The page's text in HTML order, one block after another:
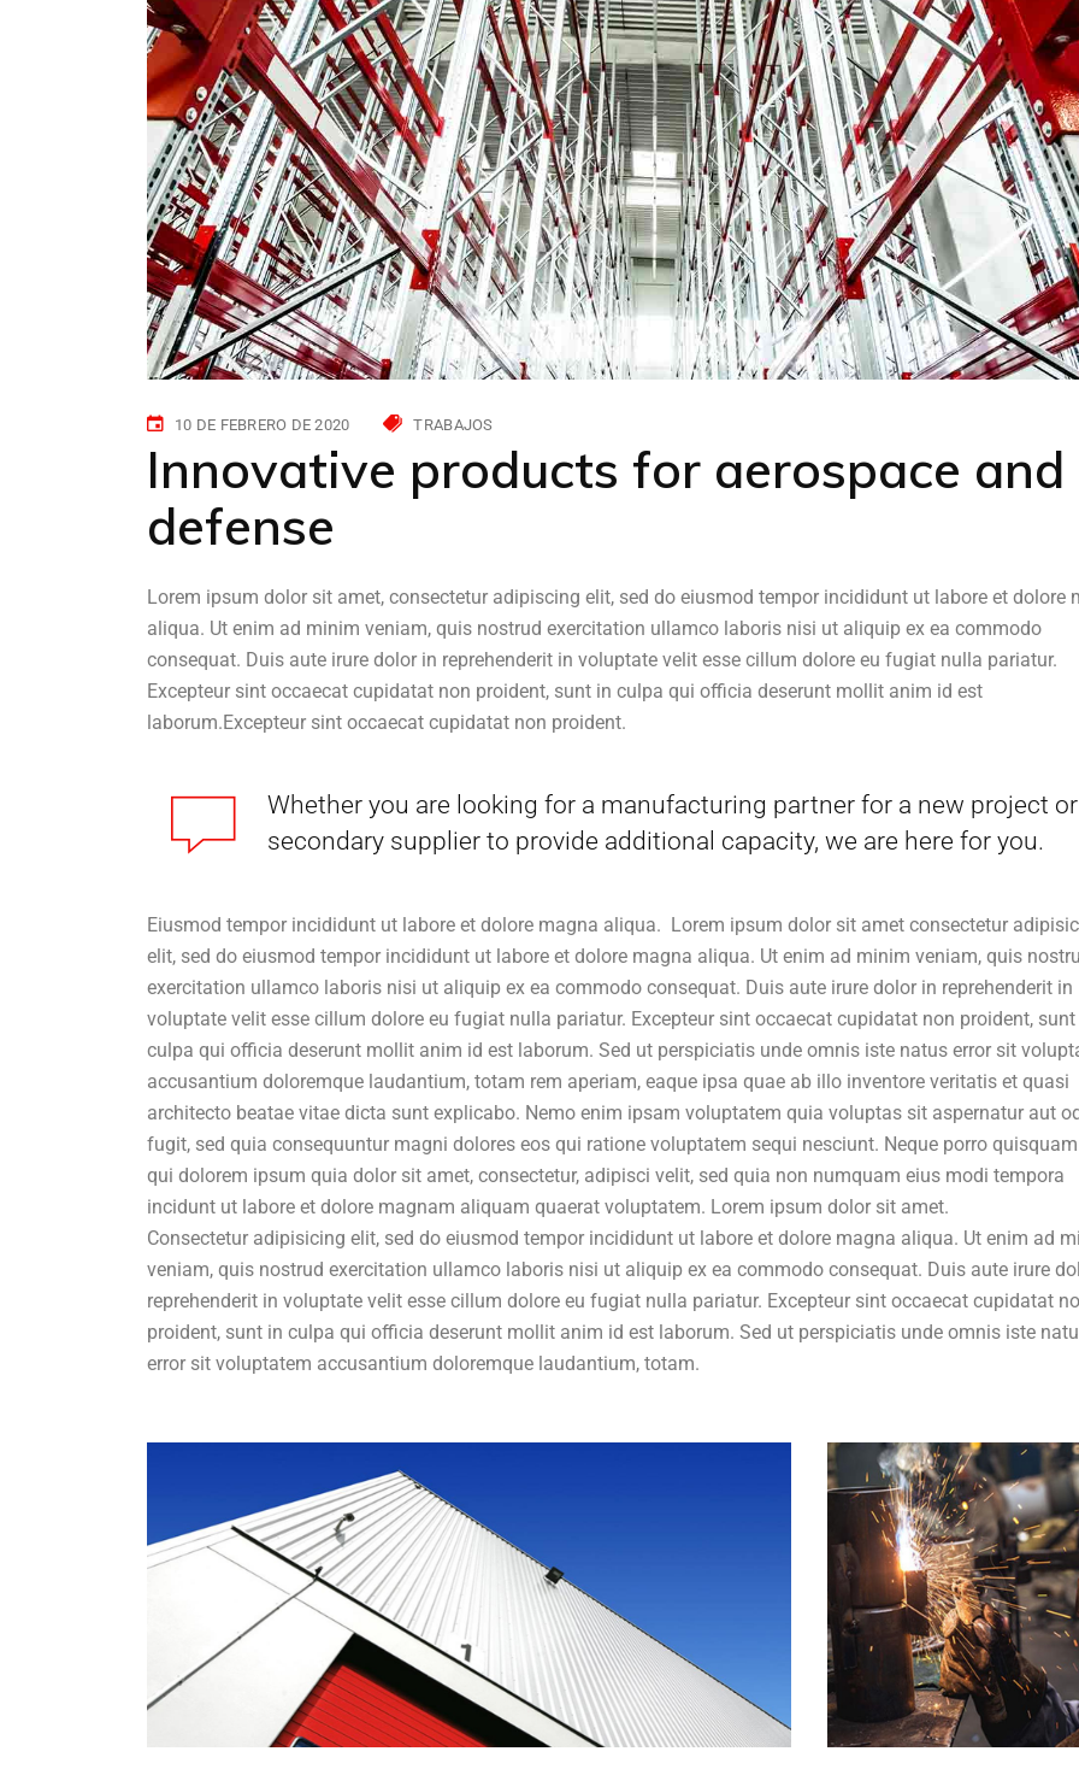
10 DE FEBRERO DE 2020 TRABAJOS
Innovative products for aerospace and
defense
Lorem ipsum dolor sit amet, consectetur adipiscing elit, sed do eiusmod tempor incididunt ut labore et dolore
aliqua. Ut enim ad minim veniam, quis nostrud exercitation ullamco laboris nisi ut aliquip ex ea commodo
consequat. Duis aute irure dolor in reprehenderit in voluptate velit esse cillum dolore eu fugiat nulla pariatur.
Excepteur sint occaecat cupidatat non proident, sunt in culpa qui officia deserunt mollit anim id est
laborum.Excepteur sint occaecat cupidatat non proident.
Whether you are looking for a manufacturing partner for a new project
secondary supplier to provide additional capacity, we are here for you.
Eiusmod tempor incididunt ut labore et dolore magna aliqua. Lorem ipsum dolor sit amet consectetur
elit, sed do eiusmod tempor incididunt ut labore et dolore magna aliqua. Ut enim ad minim veniam, quis
exercitation ullamco laboris nisi ut aliquip ex ea commodo consequat. Duis aute irure dolor in reprehenderit in
voluptate velit esse cillum dolore eu fugiat nulla pariatur. Excepteur sint occaecat cupidatat non proident,
culpa qui officia deserunt mollit anim id est laborum. Sed ut perspiciatis unde omnis iste natus error sit
accusantium doloremque laudantium, totam rem aperiam, eaque ipsa quae ab illo inventore veritatis et quasi
architecto beatae vitae dicta sunt explicabo. Nemo enim ipsam voluptatem quia voluptas sit aspernatur aut
fugit, sed quia consequuntur magni dolores eos qui ratione voluptatem sequi nesciunt. Neque porro
qui dolorem ipsum quia dolor sit amet, consectetur, adipisci velit, sed quia non numquam eius modi tempora
incidunt ut labore et dolore magnam aliquam quaerat voluptatem. Lorem ipsum dolor sit amet.
Consectetur adipisicing elit, sed do eiusmod tempor incididunt ut labore et dolore magna aliqua. Ut enim ad
veniam, quis nostrud exercitation ullamco laboris nisi ut aliquip ex ea commodo consequat. Duis aute irure
reprehenderit in voluptate velit esse cillum dolore eu fugiat nulla pariatur. Excepteur sint occaecat cupidatat
proident, sunt in culpa qui officia deserunt mollit anim id est laborum. Sed ut perspiciatis unde omnis iste
error sit voluptatem accusantium doloremque laudantium, totam.